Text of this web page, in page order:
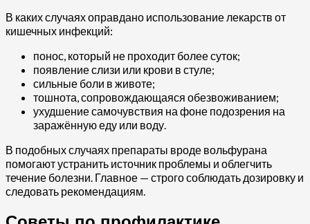
В каких случаях оправдано использование лекарств от
кишечных инфекций:
понос, который не проходит более суток;
появление слизи или крови в стуле;
сильные боли в животе;
тошнота, сопровождающаяся обезвоживанием;
ухудшение самочувствия на фоне подозрения на
заражённую еду или воду.
В подобных случаях препараты вроде вольфурана
помогают устранить источник проблемы и облегчить
течение болезни. Главное — строго соблюдать дозировку и
следовать рекомендациям.